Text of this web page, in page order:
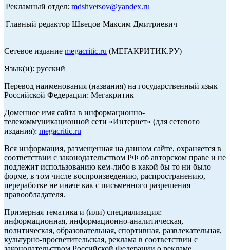
Рекламный отдел: mdshvetsov@yandex.ru
Главный редактор Швецов Максим Дмитриевич
Сетевое издание megacritic.ru (МЕГАКРИТИК.РУ)
Язык(и): русский
Перевод наименования (названия) на государственный язык
Российской Федерации: Мегакритик
Доменное имя сайта в информационно-
телекоммуникационной сети «Интернет» (для сетевого
издания): megacritic.ru
Вся информация, размещенная на данном сайте, охраняется в
соответствии с законодательством РФ об авторском праве и не
подлежит использованию кем-либо в какой бы то ни было
форме, в том числе воспроизведению, распространению,
переработке не иначе как с письменного разрешения
правообладателя.
Примерная тематика и (или) специализация:
информационная, информационно-аналитическая,
политическая, образовательная, спортивная, развлекательная,
культурно-просветительская, реклама в соответствии с